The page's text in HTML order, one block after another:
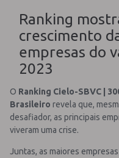
Ranking
crescimento
empresas do
2023
O Ranking Cielo-SBVC |
Brasileiro revela que,
desafiador, as principais
viveram uma crise.
Juntas, as maiores